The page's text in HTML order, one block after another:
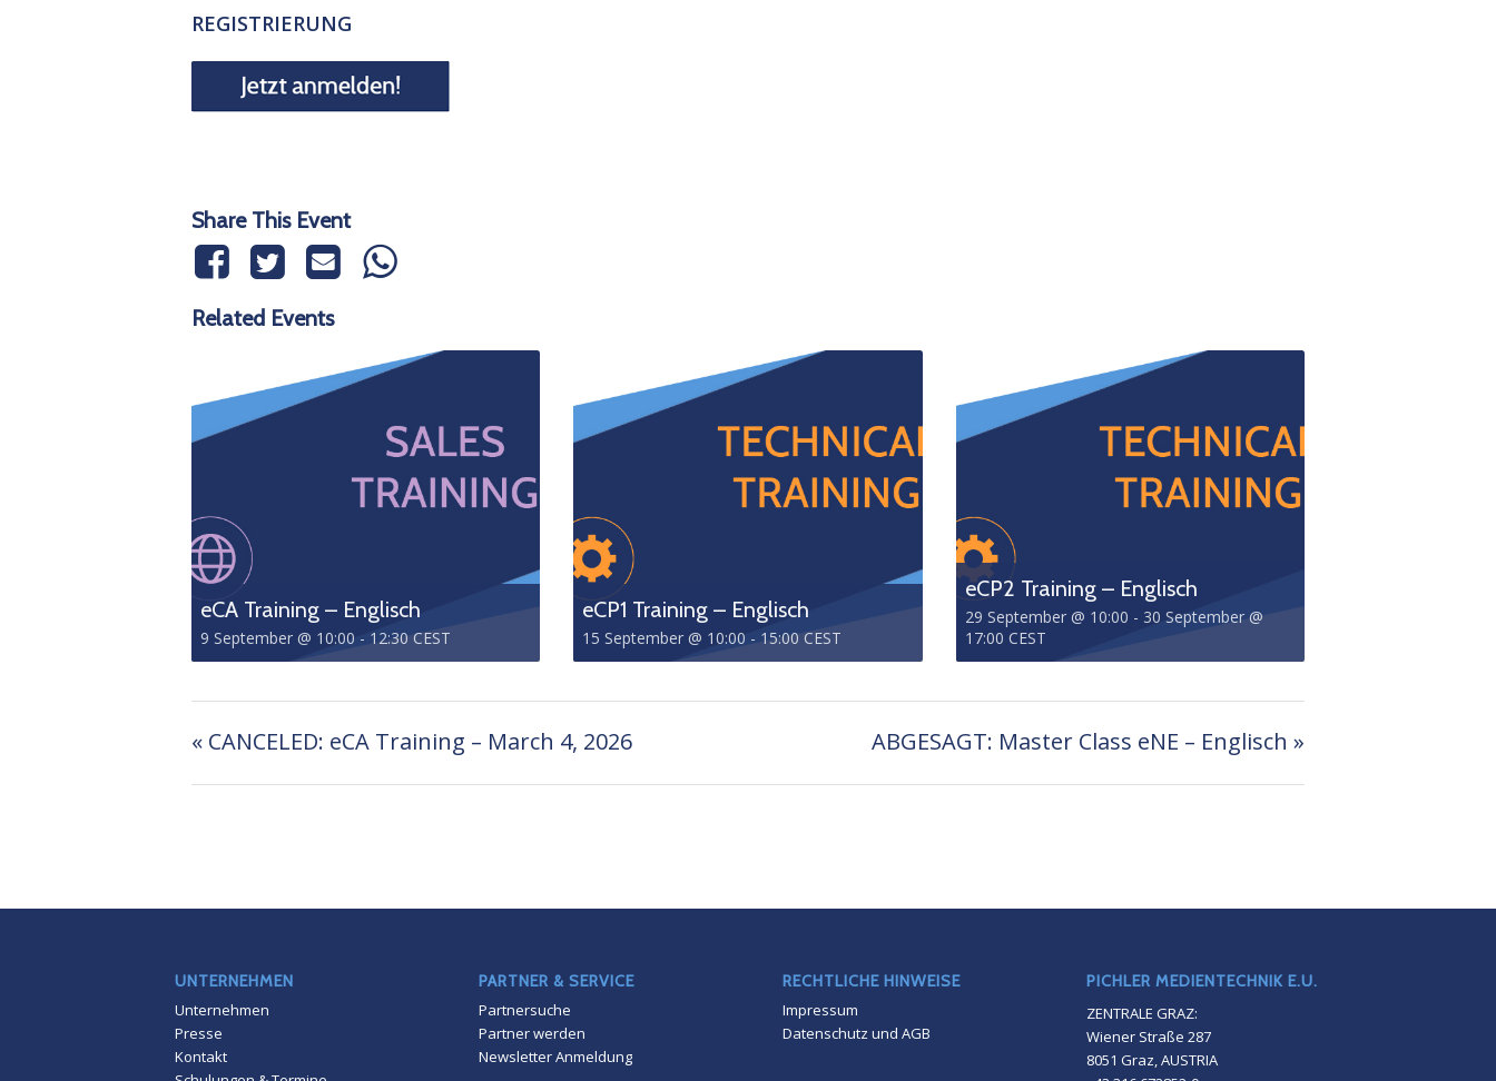
REGISTRIERUNG
Share This Event
Related Events
eCA Training – Englisch
9 September @ 10:00 - 12:30 CEST
eCP1 Training – Englisch
15 September @ 10:00 - 15:00 CEST
eCP2 Training – Englisch
29 September @ 10:00 - 30 September @
17:00 CEST
« CANCELED: eCA Training – March 4, 2026 ABGESAGT: Master Class eNE – Englisch »
UNTERNEHMEN
Unternehmen
Presse
Kontakt
PARTNER & SERVICE
Partnersuche
Partner werden
Newsletter Anmeldung
RECHTLICHE HINWEISE
Impressum
Datenschutz und AGB
PICHLER MEDIENTECHNIK E.U.
ZENTRALE GRAZ:
Wiener Straße 287
8051 Graz, AUSTRIA